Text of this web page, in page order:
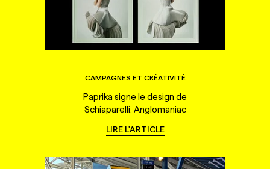
CAMPAGNES ET CRÉATIVITÉ
Paprika signe le design de
Schiaparelli: Anglomaniac
LIRE L'ARTICLE